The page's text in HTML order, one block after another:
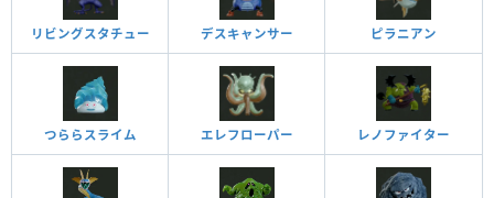
リビングスタチュー デスキャンサー ピラニアン
つららスライム エレフローパー レノファイター